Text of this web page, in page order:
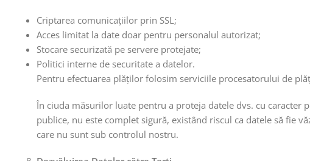
Criptarea comunicațiilor prin SSL;
Acces limitat la date doar pentru personalul autorizat;
Stocare securizată pe servere protejate;
Politici interne de securitate a datelor.
Pentru efectuarea plăţilor folosim serviciile procesatorului de
În ciuda măsurilor luate pentru a proteja datele dvs. cu
publice, nu este complet sigură, existând riscul ca datele să fie
care nu sunt sub controlul nostru.